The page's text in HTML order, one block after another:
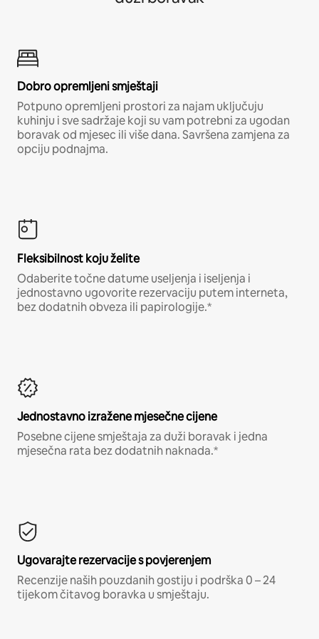
Dobro opremljeni smještaji
Potpuno opremljeni prostori za najam uključuju
kuhinju i sve sadržaje koji su vam potrebni za ugodan
boravak od mjesec ili više dana. Savršena zamjena za
opciju podnajma.
Fleksibilnost koju želite
Odaberite točne datume useljenja i iseljenja i
jednostavno ugovorite rezervaciju putem interneta,
bez dodatnih obveza ili papirologije.*
Jednostavno izražene mjesečne cijene
Posebne cijene smještaja za duži boravak i jedna
mjesečna rata bez dodatnih naknada.*
Ugovarajte rezervacije s povjerenjem
Recenzije naših pouzdanih gostiju i podrška 0 – 24
tijekom čitavog boravka u smještaju.